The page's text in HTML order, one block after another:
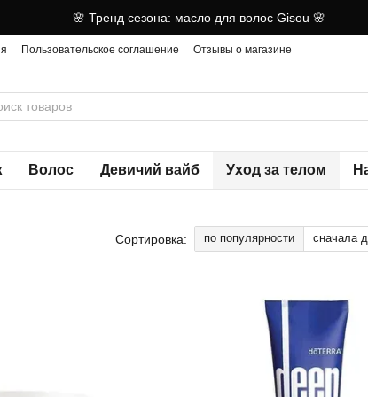
🌸 Тренд сезона: масло для волос Gisou 🌸
Пользовательское соглашение Отзывы о магазине
Волос Девичий вайб Уход за телом
Сортировка: по популярности сначала